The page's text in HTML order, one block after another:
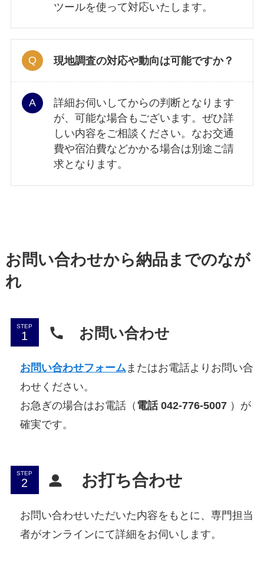
ツールを使って対応いたします。
現地調査の対応や動向は可能ですか？
詳細お伺いしてからの判断となります
が、可能な場合もございます。ぜひ詳
しい内容をご相談ください。なお交通
費や宿泊費などかかる場合は別途ご請
求となります。
お問い合わせから納品までのなが
れ
STEP お問い合わせ
お問い合わせフォームまたはお電話よりお問い合
わせください。
お急ぎの場合はお電話（ 電話 042-776-5007 ）が
確実です。
STEP お打ち合わせ
お問い合わせいただいた内容をもとに、専門担当
者がオンラインにて詳細をお伺いします。